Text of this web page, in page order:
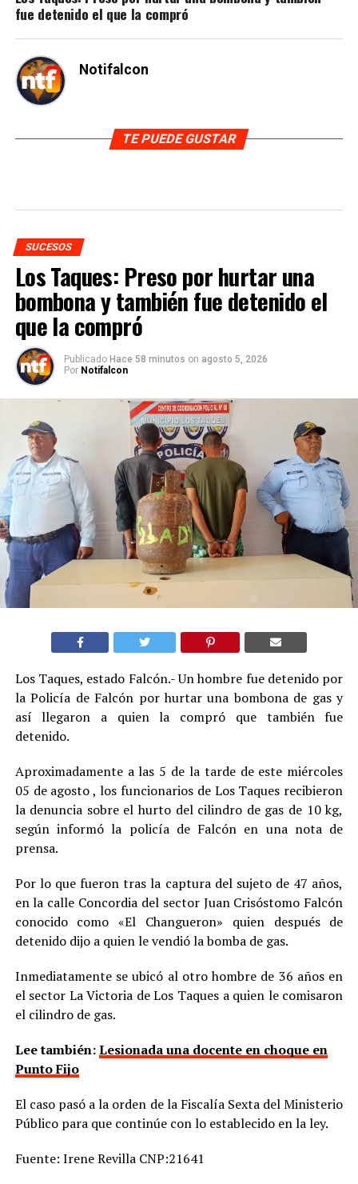
fue detenido el que la compró
Notifalcon
TE PUEDE GUSTAR
SUCESOS
Los Taques: Preso por hurtar una
bombona y también fue detenido el
que la compró
Publicado Hace 58 minutos on agosto 5, 2026
Por Notifalcon
Los Taques, estado Falcón.- Un hombre fue detenido por
la Policía de Falcón por hurtar una bombona de gas y
así llegaron a quien la compró que también fue
detenido.
Aproximadamente a las 5 de la tarde de este miércoles
05 de agosto , los funcionarios de Los Taques recibieron
la denuncia sobre el hurto del cilindro de gas de 10 kg,
según informó la policía de Falcón en una nota de
prensa.
Por lo que fueron tras la captura del sujeto de 47 años,
en la calle Concordia del sector Juan Crisóstomo Falcón
conocido como «El Changueron» quien después de
detenido dijo a quien le vendió la bomba de gas.
Inmediatamente se ubicó al otro hombre de 36 años en
el sector La Victoria de Los Taques a quien le comisaron
el cilindro de gas.
Lee también:Lesionada una docente en choque en
Punto Fijo
El caso pasó a la orden de la Fiscalía Sexta del Ministerio
Público para que continúe con lo establecido en la ley.
Fuente: Irene Revilla CNP:21641